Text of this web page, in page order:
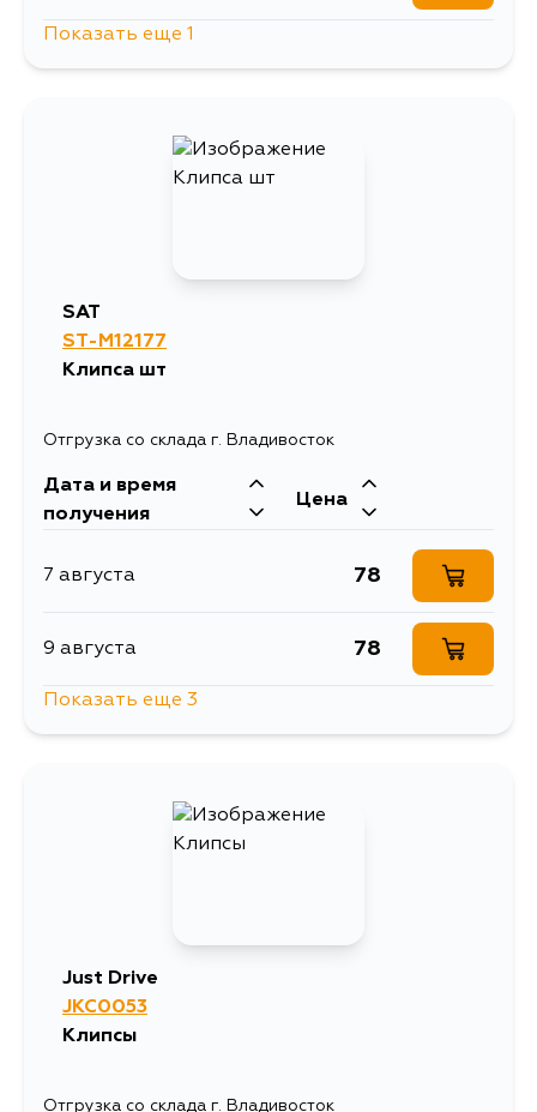
Показать еще 1
SAT
ST-M12177
Клипса шт
Отгрузка со склада г. Владивосток
Дата и время
получения
Цена
7 августа 78
9 августа 78
Показать еще 3
Just Drive
JKC0053
Клипсы
Отгрузка со склада г. Владивосток